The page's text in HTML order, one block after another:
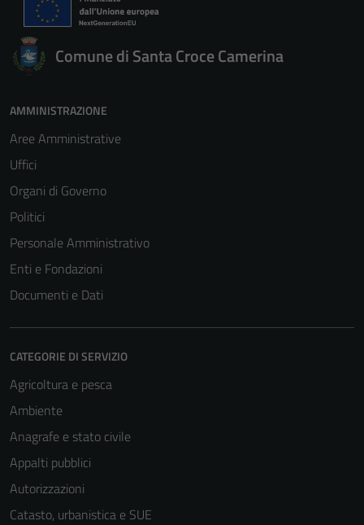
Comune di Santa Croce Camerina
AMMINISTRAZIONE
Aree Amministrative
Uffici
Organi di Governo
Politici
Personale Amministrativo
Enti e Fondazioni
Documenti e Dati
CATEGORIE DI SERVIZIO
Agricoltura e pesca
Ambiente
Anagrafe e stato civile
Appalti pubblici
Autorizzazioni
Catasto, urbanistica e SUE